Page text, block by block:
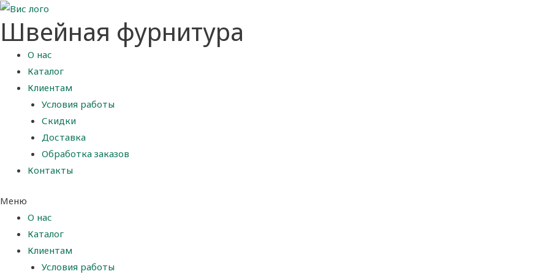
Швейная фурнитура
О нас
Каталог
Клиентам
Условия работы
Скидки
Доставка
Обработка заказов
Контакты
Меню
О нас
Каталог
Клиентам
Условия работы